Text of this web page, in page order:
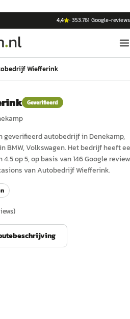
4,4 ·353.761 Google-reviews
Wiefferink
Geverifieerd
geverifieerdautobedrijf inDenekamp,
BMW, Volkswagen. Het bedrijf heeft
op 5, op basis van 146 Google
van Autobedrijf Wiefferink.